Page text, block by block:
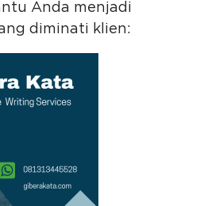
Anda menjadi
diminati klien: